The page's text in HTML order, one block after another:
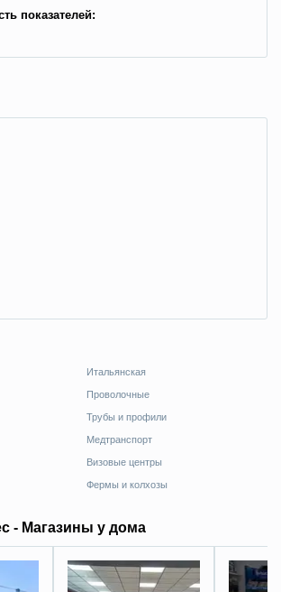
показателей:
Итальянская
Проволочные
Трубы и профили
Медтранспорт
Визовые центры
Фермы и колхозы
- Магазины у дома